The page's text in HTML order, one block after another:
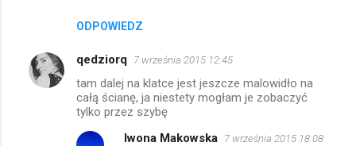
ODPOWIEDZ
qedziorq 7 września 2015 12:45
tam dalej na klatce jest jeszcze malowidło na
całą ścianę, ja niestety mogłam je zobaczyć
tylko przez szybę
Iwona Makowska 7 września 2015 18:08